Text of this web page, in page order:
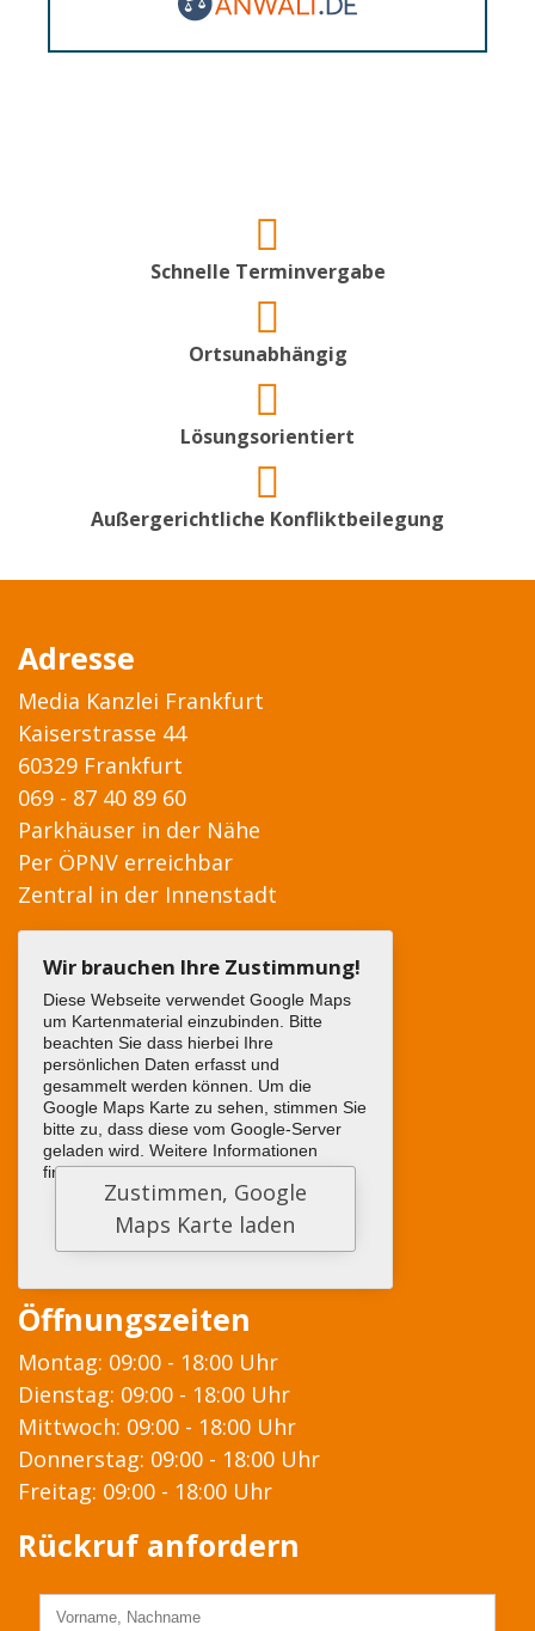
Schnelle Terminvergabe
Ortsunabhängig
Lösungsorientiert
Außergerichtliche Konfliktbeilegung
Adresse
Media Kanzlei Frankfurt
Kaiserstrasse 44
60329 Frankfurt
069 - 87 40 89 60
Parkhäuser in der Nähe
Per ÖPNV erreichbar
Zentral in der Innenstadt
Wir brauchen Ihre Zustimmung!
Diese Webseite verwendet Google Maps
um Kartenmaterial einzubinden. Bitte
beachten Sie dass hierbei Ihre
persönlichen Daten erfasst und
gesammelt werden können. Um die
Google Maps Karte zu sehen, stimmen Sie
bitte zu, dass diese vom Google-Server
geladen wird. Weitere Informationen
finden sieHIER
Öffnungszeiten
Montag: 09:00 - 18:00 Uhr
Dienstag: 09:00 - 18:00 Uhr
Mittwoch: 09:00 - 18:00 Uhr
Donnerstag: 09:00 - 18:00 Uhr
Freitag: 09:00 - 18:00 Uhr
Rückruf anfordern